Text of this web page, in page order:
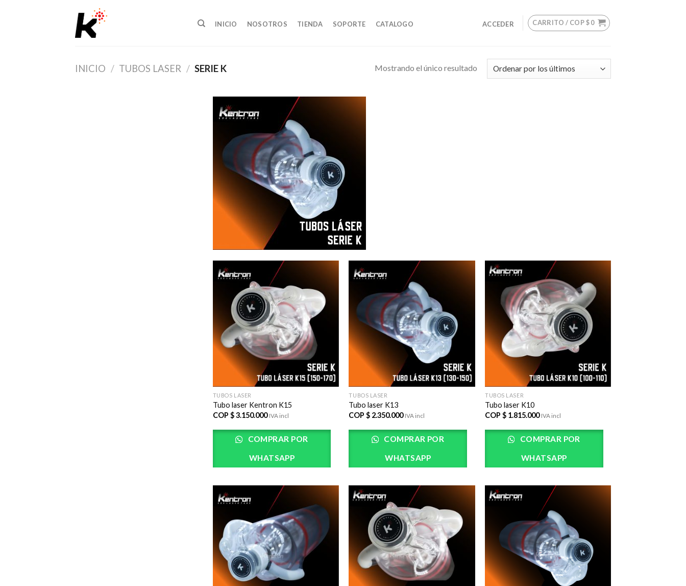
INICIO NOSOTROS TIENDA SOPORTE CATALOGO ACCEDER CARRITO / COP $0
INICIO / TUBOS LASER / SERIE K Mostrando el único resultado
AÃ±adir
a la lista
deseos
TUBOS LASER
Tubo laser Kentron K15
COP $3.150.000 IVA incl
COMPRAR POR
WHATSAPP
a la lista
de
deseos
TUBOS LASER
Tubo laser K13
COP $ 2.350.000 IVA incl
COMPRAR POR
WHATSAPP
AÃ±adir
a la lista
de
deseos
TUBOS LASER
Tubo laser K10
COP $ 1.815.000 IVA incl
COMPRAR POR
WHATSAPP
AÃ±adir
a la lista
de
deseos
AÃ±adir
a la lista
deseos
a la lista
de
deseos